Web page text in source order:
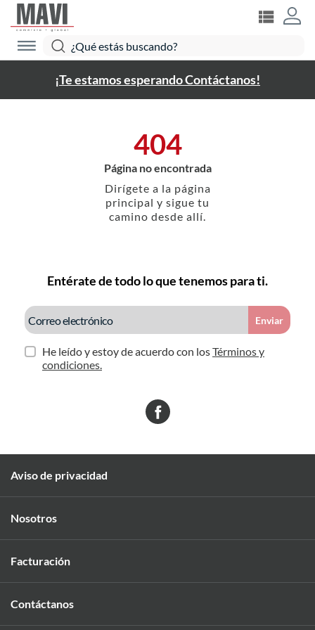
¡Te estamos esperando Contáctanos!
404
Página no encontrada
Dirígete a la página
principal y sigue tu
camino desde allí.
Entérate de todo lo que tenemos para ti.
Enviar
He leído y estoy de acuerdo con losTérminos y
condiciones.
Aviso de privacidad
Nosotros
Facturación
Contáctanos